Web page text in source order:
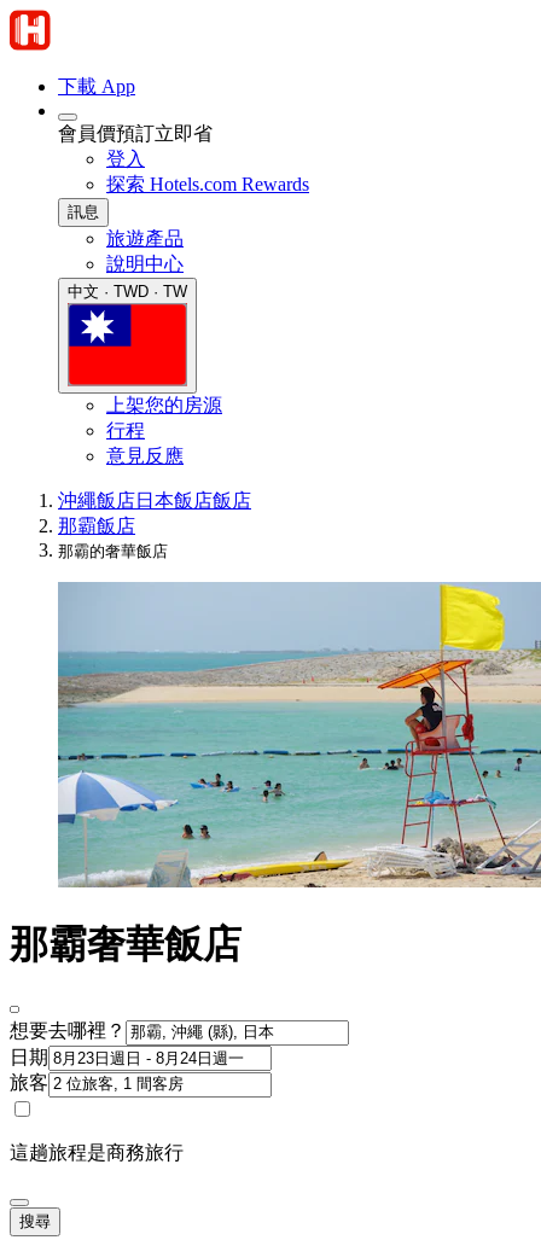
下載 App
會員價預訂立即省
登入
探索 Hotels.com Rewards
訊息
旅遊產品
說明中心
中文 · TWD · TW
上架您的房源
行程
意見反應
沖繩飯店日本飯店飯店
那霸飯店
那霸的奢華飯店
那霸奢華飯店
想要去哪裡？
日期
旅客
這趟旅程是商務旅行
搜尋